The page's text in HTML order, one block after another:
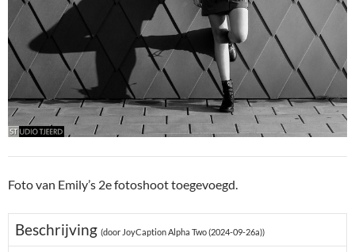
Foto van Emily’s 2e fotoshoot toegevoegd.
Beschrijving (door JoyCaption Alpha Two (2024-09-26a))